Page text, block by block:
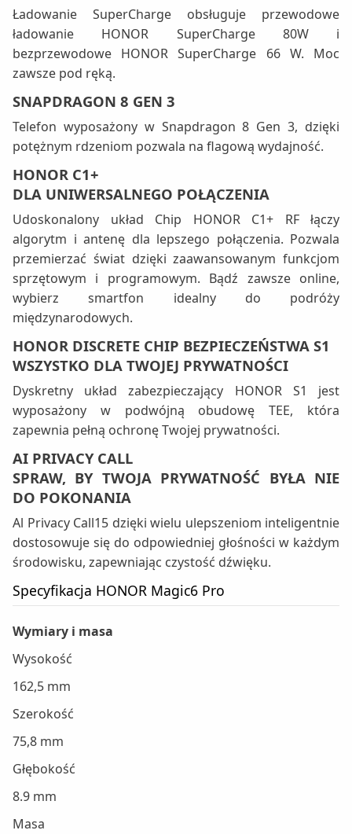
Ładowanie SuperCharge obsługuje przewodowe
ładowanie HONOR SuperCharge 80W i
bezprzewodowe HONOR SuperCharge 66 W. Moc
zawsze pod ręką.
SNAPDRAGON 8 GEN 3
Telefon wyposażony w Snapdragon 8 Gen 3, dzięki
potężnym rdzeniom pozwala na flagową wydajność.
HONOR C1+
DLA UNIWERSALNEGO POŁĄCZENIA
Udoskonalony układ Chip HONOR C1+ RF łączy
algorytm i antenę dla lepszego połączenia. Pozwala
przemierzać świat dzięki zaawansowanym funkcjom
sprzętowym i programowym. Bądź zawsze online,
wybierz smartfon idealny do podróży
międzynarodowych.
HONOR DISCRETE CHIP BEZPIECZEŃSTWA S1
WSZYSTKO DLA TWOJEJ PRYWATNOŚCI
Dyskretny układ zabezpieczający HONOR S1 jest
wyposażony w podwójną obudowę TEE, która
zapewnia pełną ochronę Twojej prywatności.
AI PRIVACY CALL
SPRAW, BY TWOJA PRYWATNOŚĆ BYŁA NIE
DO POKONANIA
Al Privacy Call15 dzięki wielu ulepszeniom inteligentnie
dostosowuje się do odpowiedniej głośności w każdym
środowisku, zapewniając czystość dźwięku.
Specyfikacja HONOR Magic6 Pro
Wymiary i masa
Wysokość
162,5 mm
Szerokość
75,8 mm
Głębokość
8.9 mm
Masa